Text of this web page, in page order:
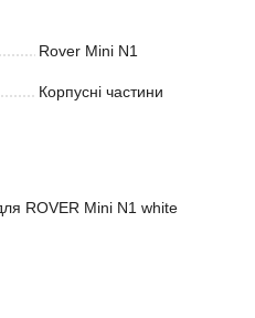
Rover Mini N1
Корпусні частини
ROVER Mini N1 white